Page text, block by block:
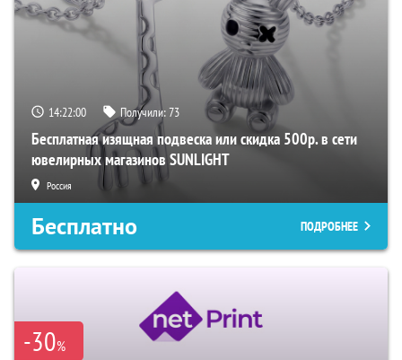
14:21:59 Получили:73
Бесплатная изящная подвеска или скидка 500р. в сети
ювелирных магазинов SUNLIGHT
Россия
Бесплатно ПОДРОБНЕЕ
-30%